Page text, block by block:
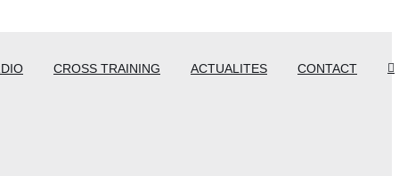
CROSS TRAINING ACTUALITES CONTACT